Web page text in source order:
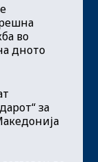
во
дното
за